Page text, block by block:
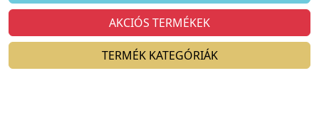
AKCIÓS TERMÉKEK
TERMÉK KATEGÓRIÁK